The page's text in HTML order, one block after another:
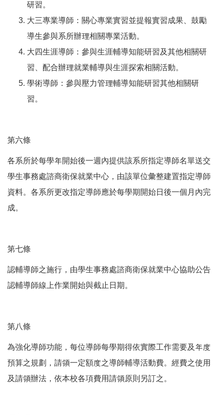
研習。
大三專業導師：關心專業實習並提報實習成果、鼓勵
導生參與系所辦理相關專業活動。
大四生涯導師：參與生涯輔導知能研習及其他相關研
習、配合辦理就業輔導與生涯探索相關活動。
學術導師：參與壓力管理輔導知能研習其他相關研
習。
第六條
各系所於每學年開始後一週內提供該系所指定導師名單送交
學生事務處諮商衛保就業中心，由該單位彙整建置指定導師
資料。各系所更改指定導師應於每學期開始日後一個月內完
成。
第七條
認輔導師之施行，由學生事務處諮商衛保就業中心協助公告
認輔導師線上作業開始與截止日期。
第八條
為強化導師功能，每位導師每學期得依實際工作需要及年度
預算之規劃，請領一定額度之導師輔導活動費。經費之使用
及請領辦法，依本校各項費用請領原則另訂之。